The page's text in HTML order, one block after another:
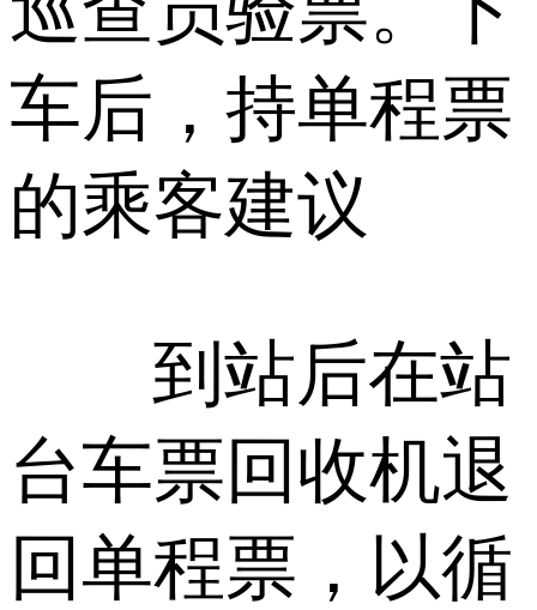
车后，持单程票
的乘客建议
到站后在站
台车票回收机退
回单程票，以循